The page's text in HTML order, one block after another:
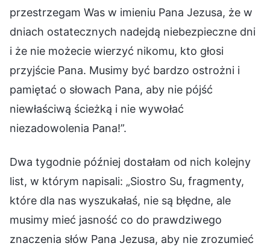
przestrzegam Was w imieniu Pana Jezusa, że w
dniach ostatecznych nadejdą niebezpieczne dni
i że nie możecie wierzyć nikomu, kto głosi
przyjście Pana. Musimy być bardzo ostrożni i
pamiętać o słowach Pana, aby nie pójść
niewłaściwą ścieżką i nie wywołać
niezadowolenia Pana!”.
Dwa tygodnie później dostałam od nich kolejny
list, w którym napisali: „Siostro Su, fragmenty,
które dla nas wyszukałaś, nie są błędne, ale
musimy mieć jasność co do prawdziwego
znaczenia słów Pana Jezusa, aby nie zrozumieć